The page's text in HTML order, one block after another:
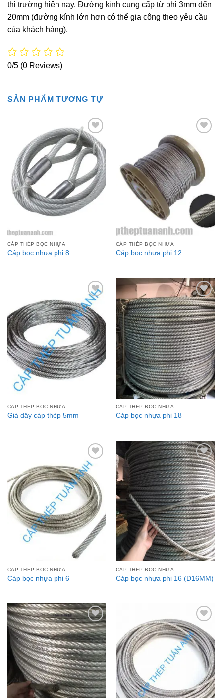
thị trường hiện nay. Đường kính cung cấp từ phi 3mm đến
20mm (đường kính lớn hơn có thể gia công theo yêu cầu
của khách hàng).
0/5 (0 Reviews)
SẢN PHẨM TƯƠNG TỰ
Add to
Wishlist
CÁP THÉP BỌC NHỰA
Cáp bọc nhựa phi 8
Add to
Wishlist
CÁP THÉP BỌC NHỰA
Cáp bọc nhựa phi 12
Add to
Wishlist
CÁP THÉP BỌC NHỰA
Giá dây cáp thép 5mm
Add to
Wishlist
CÁP THÉP BỌC NHỰA
Cáp bọc nhựa phi 18
Add to
Wishlist
CÁP THÉP BỌC NHỰA
Cáp bọc nhựa phi 6
Add to
Wishlist
CÁP THÉP BỌC NHỰA
Cáp bọc nhựa phi 16 (D16MM)
Add to
Wishlist
Add to
Wishlist